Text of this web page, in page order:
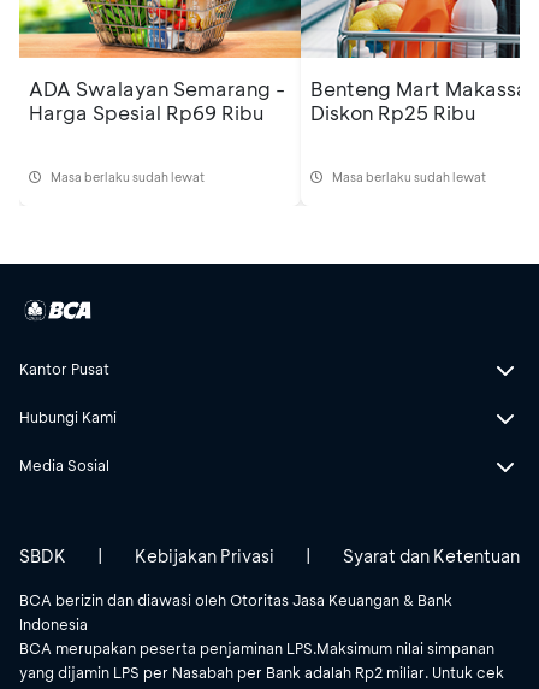
ADA Swalayan Semarang -
Harga Spesial Rp69 Ribu
Masa berlaku sudah lewat
Benteng Mart
Diskon Rp25 Ribu
Masa berlaku sudah lewat
Kantor Pusat
Hubungi Kami
Media Sosial
BCA berizin dan diawasi oleh Otoritas Jasa Keuangan & Bank
Indonesia
BCA merupakan peserta penjaminan LPS.Maksimum nilai simpanan
yang dijamin LPS per Nasabah per Bank adalah Rp2 miliar. Untuk cek
SBDK | Kebijakan Privasi | Syarat dan Ketentuan